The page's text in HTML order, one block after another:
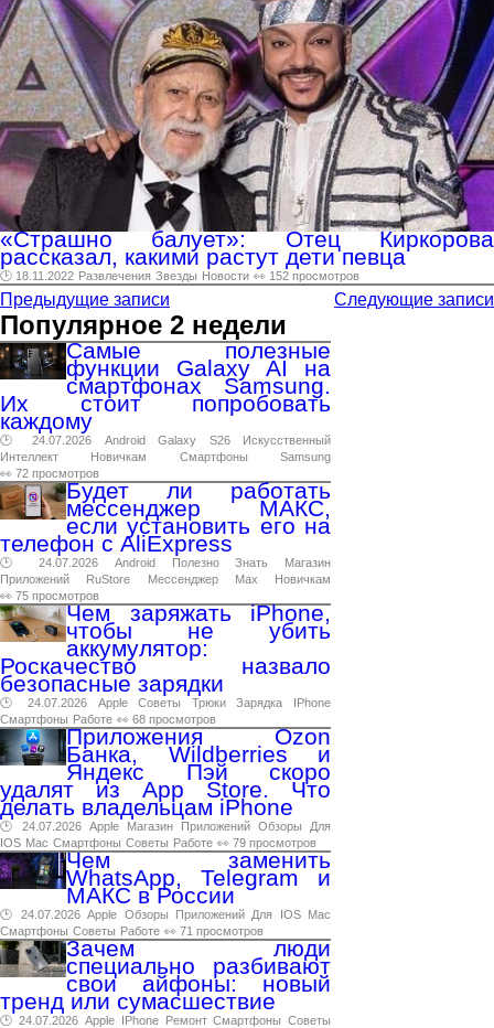
«Страшно балует»: Отец Киркорова
рассказал, какими растут дети певца
🕑 18.11.2022 Развлечения Звезды Новости 👀 152 просмотров
Предыдущие записи Следующие записи
Популярное 2 недели
Самые полезные
функции Galaxy AI на
смартфонах Samsung.
Их стоит попробовать
каждому
🕑 24.07.2026 Android Galaxy S26
Искусственный
Интеллект
Новичкам Смартфоны
Samsung
👀 72 просмотров
Будет ли работать
мессенджер МАКС,
если установить его на
телефон с AliExpress
🕑 24.07.2026 Android Полезно Знать
Магазин
Приложений
RuStore Мессенджер Max
Новичкам
👀 75 просмотров
Чем заряжать iPhone,
чтобы не убить
аккумулятор:
Роскачество назвало
безопасные зарядки
🕑 24.07.2026 Apple Советы Трюки Зарядка
IPhone
Смартфоны Работе 👀 68 просмотров
Приложения Ozon
Банка, Wildberries и
Яндекс Пэй скоро
удалят из App Store. Что
делать владельцам iPhone
🕑 24.07.2026 Apple Магазин Приложений Обзоры
Для
IOS Mac Смартфоны Советы Работе 👀 79 просмотров
Чем заменить
WhatsApp, Telegram и
МАКС в России
🕑 24.07.2026 Apple Обзоры Приложений Для IOS
Mac
Смартфоны Советы Работе 👀 71 просмотров
Зачем люди
специально разбивают
свои айфоны: новый
тренд или сумасшествие
🕑 24.07.2026 Apple IPhone Ремонт Смартфоны Советы